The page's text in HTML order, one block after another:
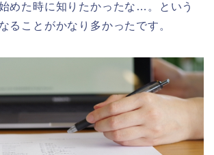
めた時に知りたかったな…。という
ることがかなり多かったです。